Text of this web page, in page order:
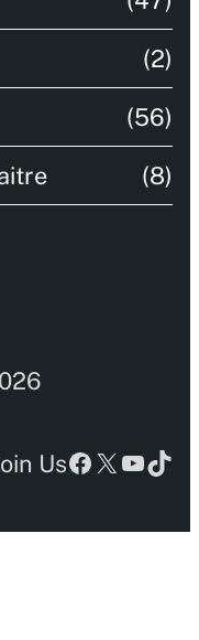
(2)
(56)
(8)
UsFacebook
X